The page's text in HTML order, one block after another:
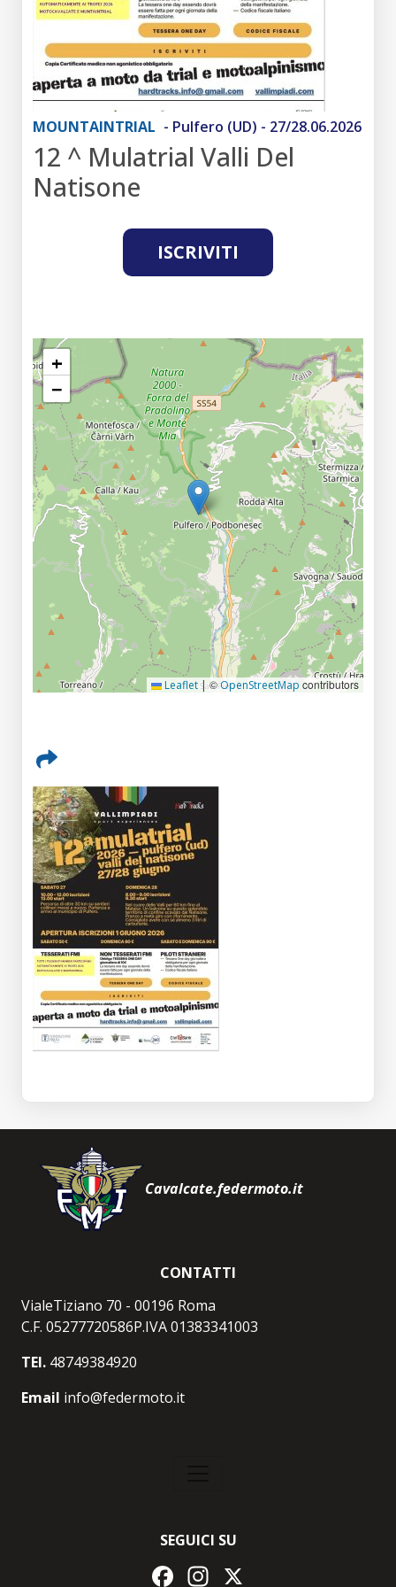
MOUNTAINTRIAL - Pulfero (UD) - 27/28.06.2026
12 ^ Mulatrial Valli Del
Natisone
ISCRIVITI
+
−
Leaflet|©OpenStreetMap contributors
Cavalcate.federmoto.it
CONTATTI
VialeTiziano 70 - 00196 Roma
C.F. 05277720586P.IVA 01383341003
TEl. 48749384920
Email info@federmoto.it
SEGUICI SU
Facebook
Instagram